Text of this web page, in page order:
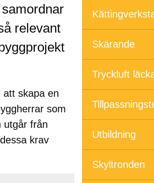
relevant
att skapa en
som
utgår från
krav
Skärande
Tryckluft
Utbildning
Skyltronden